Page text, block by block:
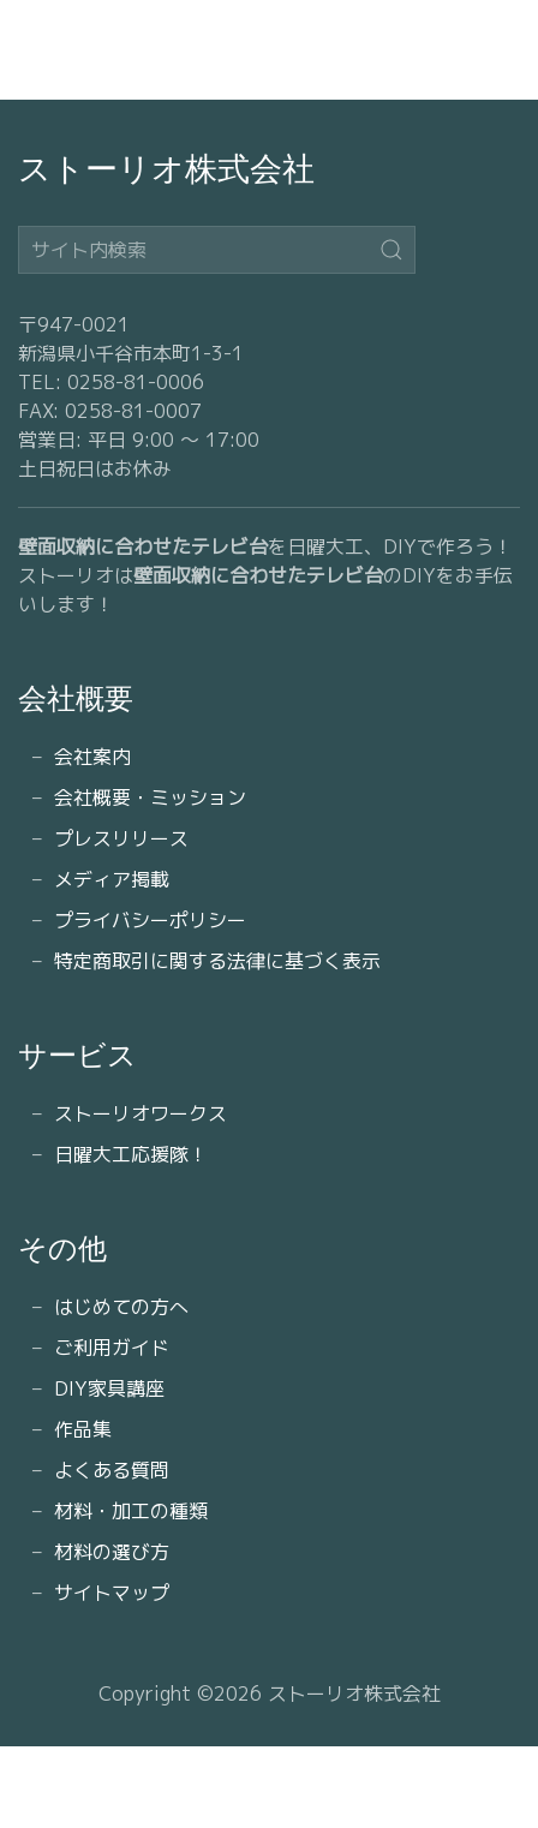
ストーリオ株式会社
〒947-0021
新潟県小千谷市本町1-3-1
TEL: 0258-81-0006
FAX: 0258-81-0007
営業日: 平日 9:00 〜 17:00
土日祝日はお休み
壁面収納に合わせたテレビ台を日曜大工、DIYで作ろう！
ストーリオは壁面収納に合わせたテレビ台のDIYをお手伝
いします！
会社概要
会社案内
会社概要・ミッション
プレスリリース
メディア掲載
プライバシーポリシー
特定商取引に関する法律に基づく表示
サービス
ストーリオワークス
日曜大工応援隊！
その他
はじめての方へ
ご利用ガイド
DIY家具講座
作品集
よくある質問
材料・加工の種類
材料の選び方
サイトマップ
Copyright ©2026 ストーリオ株式会社